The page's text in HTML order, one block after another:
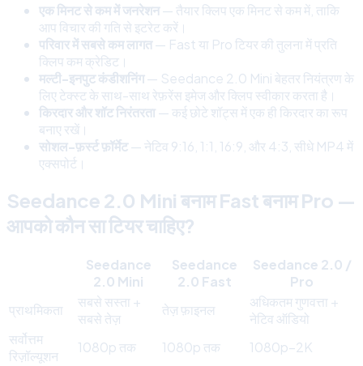
एक मिनट से कम में जनरेशन— तैयार क्लिप एक मिनट से कम में, ताकि
आप विचार की गति से इटरेट करें।
परिवार में सबसे कम लागत— Fast या Pro टियर की तुलना में प्रति
क्लिप कम क्रेडिट।
मल्टी-इनपुट कंडीशनिंग— Seedance 2.0 Mini बेहतर नियंत्रण के
लिए टेक्स्ट के साथ-साथ रेफ़रेंस इमेज और क्लिप स्वीकार करता है।
किरदार और शॉट निरंतरता— कई छोटे शॉट्स में एक ही किरदार का रूप
बनाए रखें।
सोशल-फ़र्स्ट फ़ॉर्मेट— नेटिव 9:16, 1:1, 16:9, और 4:3, सीधे MP4 में
एक्सपोर्ट।
Seedance 2.0 Mini बनाम Fast बनाम Pro —
आपको कौन सा टियर चाहिए?
Seedance
2.0 Mini
Seedance
2.0 Fast
Seedance 2.0 /
Pro
प्राथमिकता
सबसे सस्ता +
सबसे तेज़
तेज़ फ़ाइनल
अधिकतम गुणवत्ता +
नेटिव ऑडियो
सर्वोत्तम
रिज़ॉल्यूशन
1080p तक 1080p तक
1080p–2K